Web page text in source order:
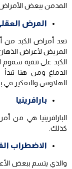
المدمن ببعض الأمراض
المرض
تعد أمراض الكبد من
المريض لأعراض
الكبد على تنقية
الدماغ ومن هنا تبدأ
الهلاوس والتفكير في
بارافرينيا
البارافرينيا هي من
كذلك.
الاضطراب
والذي يتسم ببعض